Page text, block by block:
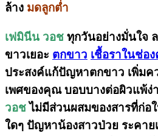
ล้าง มดลูกต่ำ
เฟมินีน วอช ทุกวันอย่างมั่นใจ
ขาวเยอะ ตกขาว เชื้อราในช่อ
ประสงค์แก้ปัญหาตกขาว เพิ่มค
เพศของคุณ บอบบางต่อผิวแพ้ง่
วอชไม่มีส่วนผสมของสารที่ก่อใ
ใดๆ ปัญหาน้องสาวป่วย ระคาย